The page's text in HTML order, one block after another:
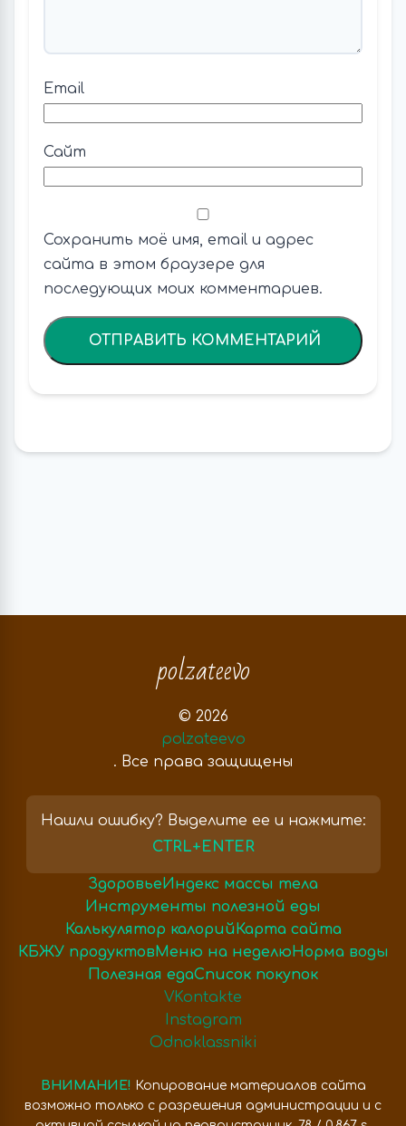
Email
Сайт
Сохранить моё имя, email и адрес
сайта в этом браузере для
последующих моих комментариев.
polzateevo
© 2026
polzateevo
. Все права защищены
Нашли ошибку? Выделите ее и нажмите:
CTRL+ENTER
Здоровье Индекс массы тела
Инструменты полезной еды
Калькулятор калорий Карта сайта
КБЖУ продуктов Меню на неделю Норма воды
Полезная едаСписок покупок
VKontakte
Instagram
Odnoklassniki
ВНИМАНИЕ! Копирование материалов сайта
возможно только с разрешения администрации и с